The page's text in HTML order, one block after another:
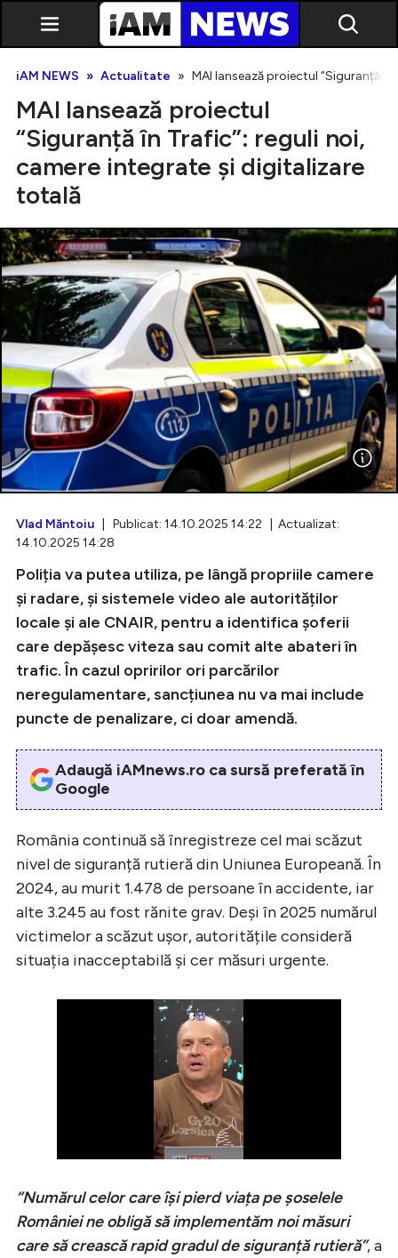
Intră în cont
Creează cont
iAM NEWS Actualitate MAI lansează proiectul “Siguranță
MAI lansează proiectul
“Siguranță în Trafic”: reguli noi,
camere integrate și digitalizare
totală
Vlad Măntoiu | Publicat: 14.10.2025 14:22 | Actualizat:
14.10.2025 14:28
Poliția va putea utiliza, pe lângă propriile camere
și radare, și sistemele video ale autorităților
locale și ale CNAIR, pentru a identifica șoferii
care depășesc viteza sau comit alte abateri în
trafic. În cazul opririlor ori parcărilor
neregulamentare, sancțiunea nu va mai include
puncte de penalizare, ci doar amendă.
Adaugă iAMnews.ro ca sursă preferată în
Google
România continuă să înregistreze cel mai scăzut
nivel de siguranță rutieră din Uniunea Europeană. În
2024, au murit 1.478 de persoane în accidente, iar
alte 3.245 au fost rănite grav. Deși în 2025 numărul
victimelor a scăzut ușor, autoritățile consideră
situația inacceptabilă și cer măsuri urgente.
“Numărul celor care își pierd viața pe șoselele
României ne obligă să implementăm noi măsuri
care să crească rapid gradul de siguranță rutieră”, a